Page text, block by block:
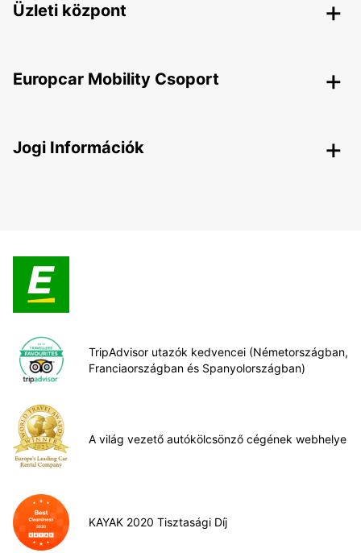
Üzleti központ
Europcar Mobility Csoport
Jogi Információk
TripAdvisor utazók kedvencei (Németországban,
Franciaországban és Spanyolországban)
A világ vezető autókölcsönző cégének webhelye
KAYAK 2020 Tisztasági Díj